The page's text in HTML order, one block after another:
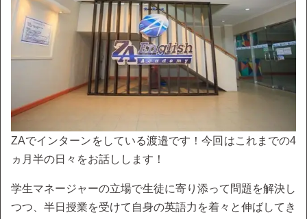
ZAでインターンをしている渡邉です！今回はこれまでの4
ヵ月半の日々をお話しします！
学生マネージャーの立場で生徒に寄り添って問題を解決し
つつ、半日授業を受けて自身の英語力を着々と伸ばしてき